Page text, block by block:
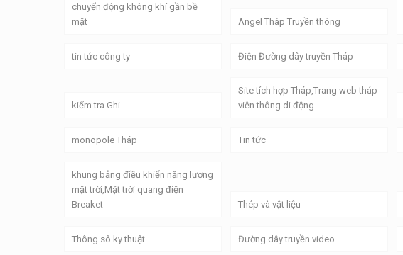
chuyển động không khí gần bề
mặt
Angel Tháp Truyền thông
tin tức công ty Điện Đường dây truyền Tháp
kiểm tra Ghi
Site tích hợp Tháp,Trang web tháp
viễn thông di động
monopole Tháp Tin tức
khung bảng điều khiển năng lượng
mặt trời,Mặt trời quang điện
Breaket
Thép và vật liệu
Thông sô ky thuật Đường dây truyền video